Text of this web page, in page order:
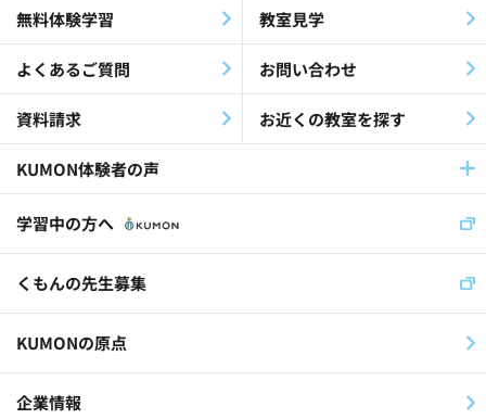
最終教材修了生(26)
KEIA(41)
認知症(26)
歌(12)
放課後等デイサービス(19)
児童福祉施設(11)
くもんの先生(30)
公文国際学園(29)
無料体験学習 教室見学
よくあるご質問 お問い合わせ
資料請求 お近くの教室を探す
KUMON体験者の声
学習中の方へ
くもんの先生募集
KUMONの原点
企業情報